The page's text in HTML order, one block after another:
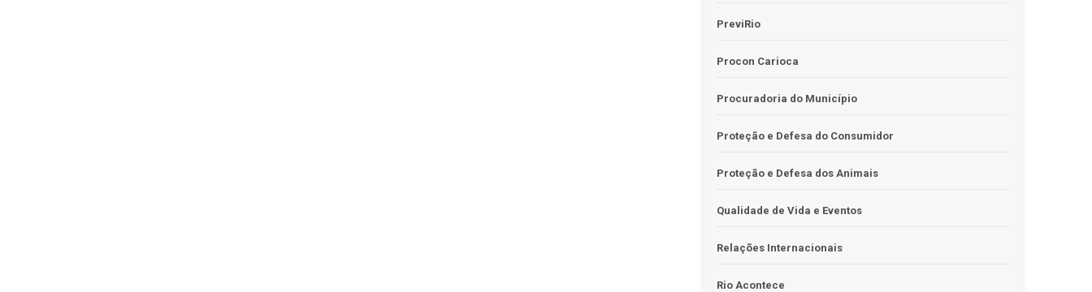
PreviRio
Procon Carioca
Procuradoria do Município
Proteção e Defesa do Consumidor
Proteção e Defesa dos Animais
Qualidade de Vida e Eventos
Relações Internacionais
Rio Acontece